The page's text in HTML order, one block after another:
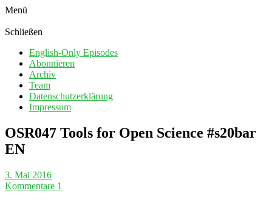
Menü
Schließen
English-Only Episodes
Abonnieren
Archiv
Team
Datenschutzerklärung
Impressum
OSR047 Tools for Open Science #s20bar
EN
3. Mai 2016
Kommentare 1